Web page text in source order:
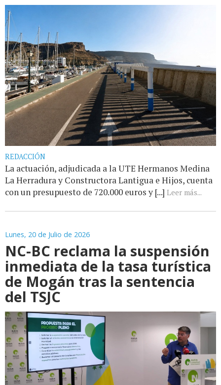
REDACCIÓN
La actuación, adjudicada a la UTE Hermanos Medina
La Herradura y Constructora Lantigua e Hijos, cuenta
con un presupuesto de 720.000 euros y [...] Leer más...
Lunes, 20 de Julio de 2026
NC-BC reclama la suspensión
inmediata de la tasa turística
de Mogán tras la sentencia
del TSJC